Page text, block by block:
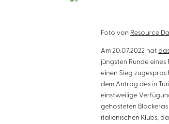
Foto von Resource
Am 20.07.2022 hat
jüngsten Runde eines
einen Sieg
dem Antrag des in
einstweilige
gehosteten Blockeras
italienischen Klubs,